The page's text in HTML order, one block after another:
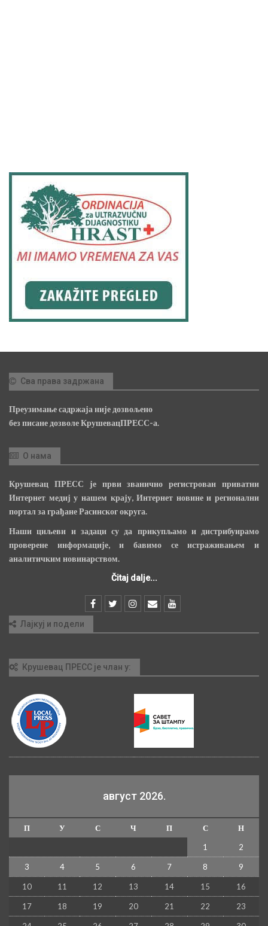
Сва права задржана
Преузимање садржаја није дозвољено
без писане дозволе КрушевацПРЕСС-а.
О нама
Крушевац ПРЕСС је први званично регистрован приватни
Интернет медиј у нашем крају, Интернет новине и регионални
портал за грађане Расинског округа.
Наши циљеви и задаци су да прикупљамо и дистрибуирамо
проверене информације, и бавимо се истраживањем и
аналитичким новинарством.
Čitaj dalje...
Лајкуј и подели
Крушевац ПРЕСС је члан у:
август 2026.
П У С Ч П С
Н
1
2
3 4 5 6 7 8 9
10 11 12 13 14 15 16
17 18 19 20 21 22 23